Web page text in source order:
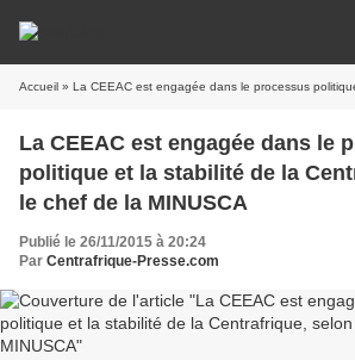
Accueil » La CEEAC est engagée dans le processus politique et la stabilité de la
La CEEAC est engagée dans le
politique et la stabilité de la
le chef de la MINUSCA
Publié le 26/11/2015 à 20:24
Par Centrafrique-Presse.com